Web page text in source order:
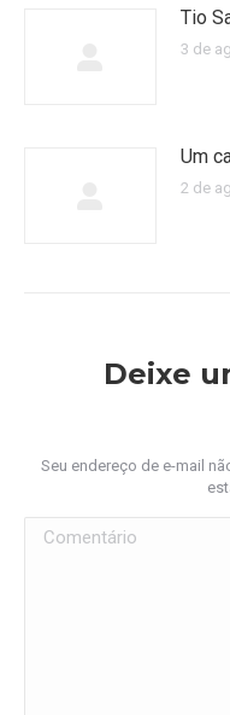
Tio
3 de
Um
2 de
Deixe
Seu endereço de e-mail
Comentário